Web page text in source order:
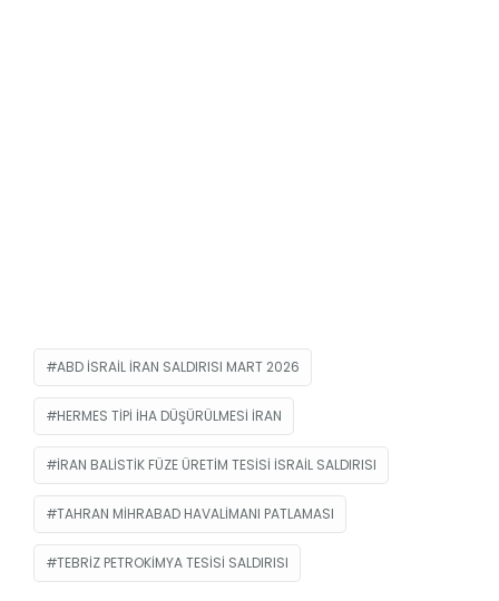
ABD ISRAIL IRAN SALDIRISI MART 2026
HERMES TIPI IHA DÜŞÜRÜLMESI IRAN
IRAN BALISTIK FÜZE ÜRETIM TESISI ISRAIL SALDIRISI
TAHRAN MIHRABAD HAVALIMANI PATLAMASI
TEBRIZ PETROKIMYA TESISI SALDIRISI